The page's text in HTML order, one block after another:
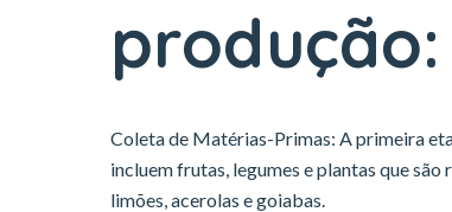
produção:
Coleta de Matérias-Primas: A primeira
incluem frutas, legumes e plantas que
limões, acerolas e goiabas.